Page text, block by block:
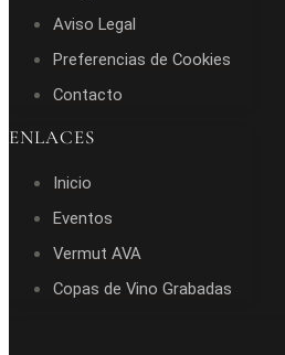
Aviso Legal
Preferencias de Cookies
Contacto
ENLACES
Inicio
Eventos
Vermut AVA
Copas de Vino Grabadas